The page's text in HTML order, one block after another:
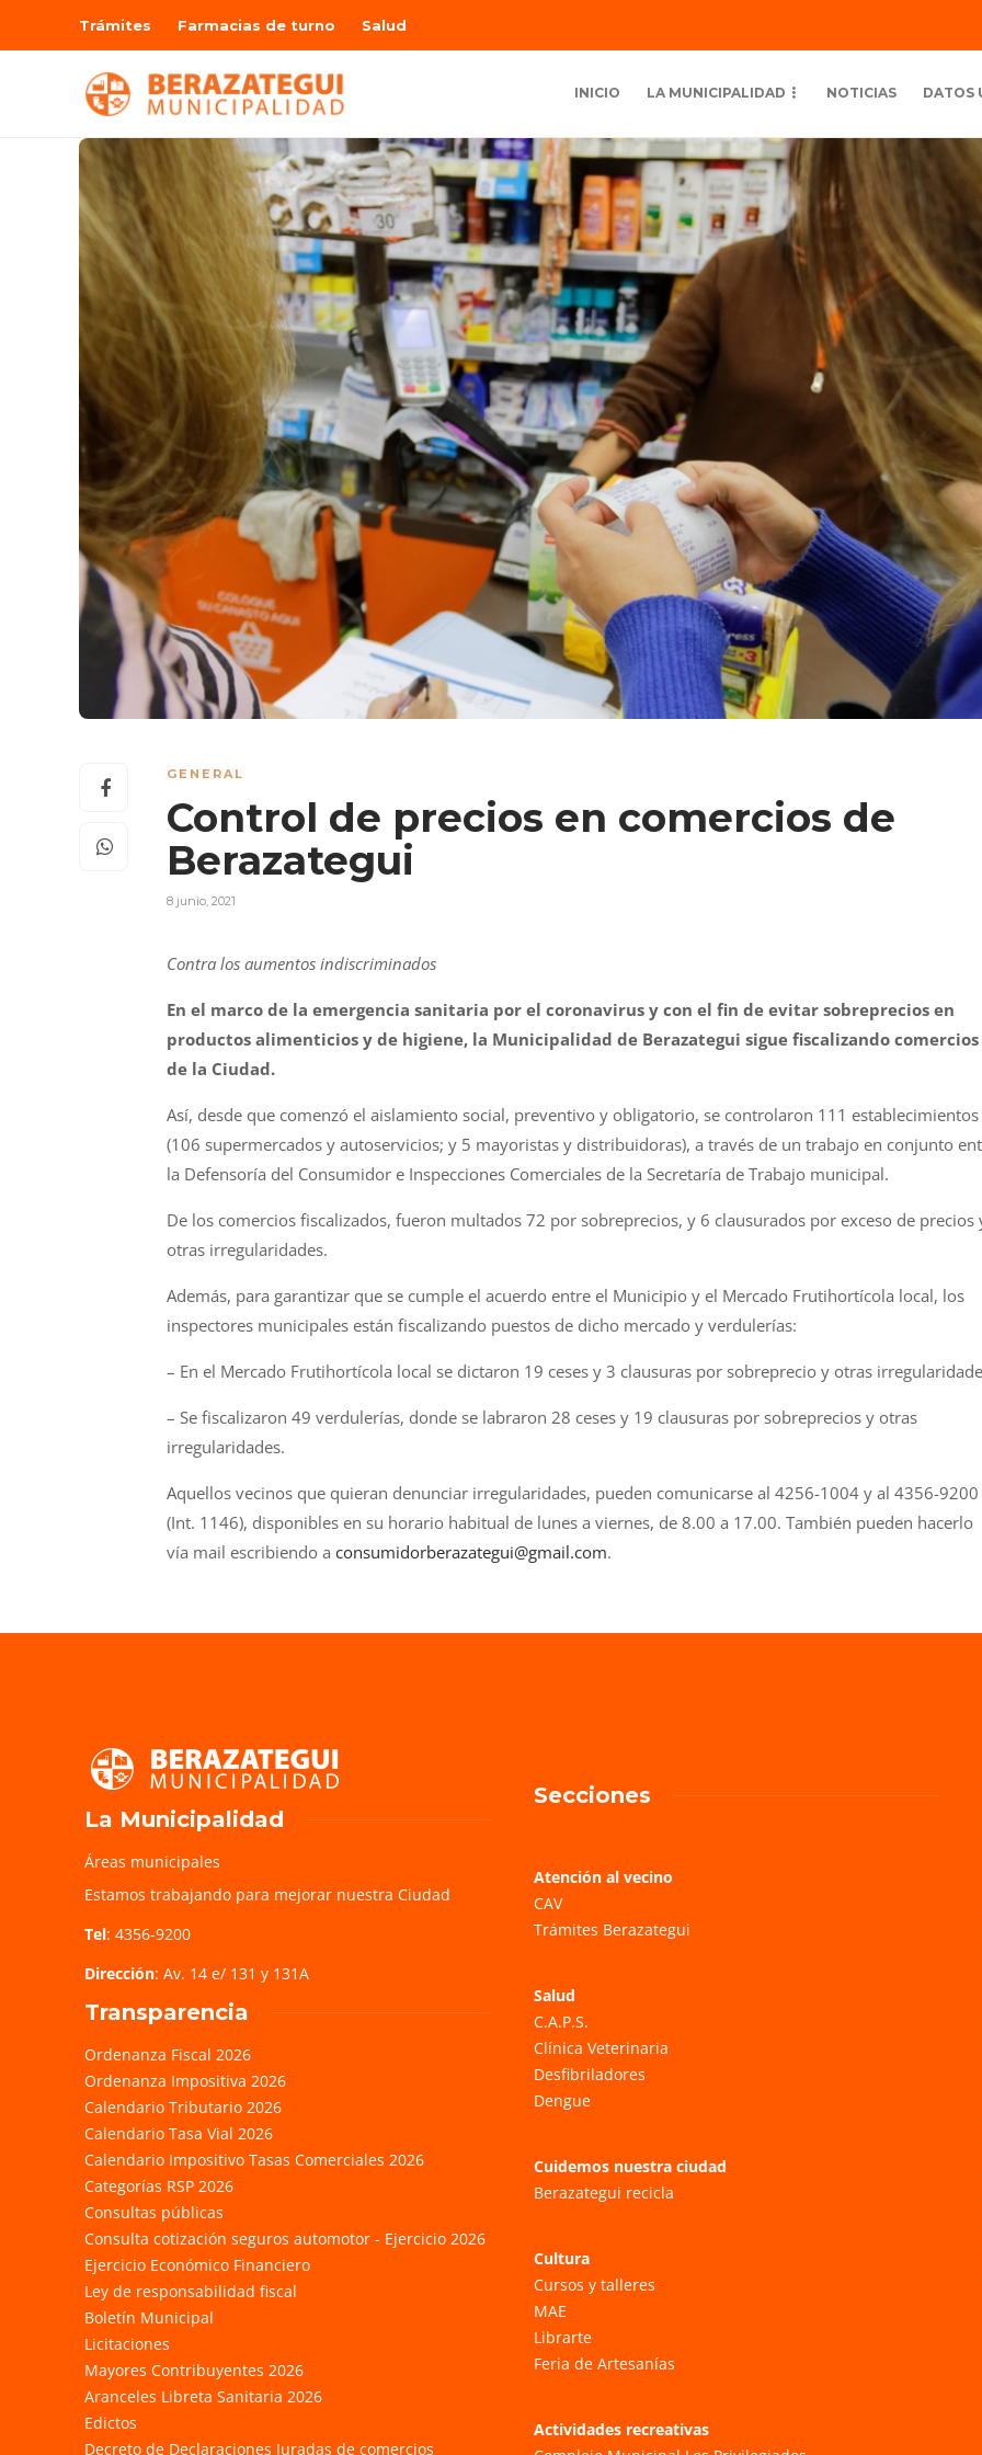
Trámites Farmacias de turno Salud
INICIO LA MUNICIPALIDAD NOTICIAS DATOS
GENERAL
Control de precios en comercios de
Berazategui
8 junio, 2021
Contra los aumentos indiscriminados
En el marco de la emergencia sanitaria por el coronavirus y con el fin de evitar sobreprecios en
productos alimenticios y de higiene, la Municipalidad de Berazategui sigue fiscalizando comercios
de la Ciudad.
Así, desde que comenzó el aislamiento social, preventivo y obligatorio, se controlaron 111 establecimientos
(106 supermercados y autoservicios; y 5 mayoristas y distribuidoras), a través de un trabajo en conjunto
la Defensoría del Consumidor e Inspecciones Comerciales de la Secretaría de Trabajo municipal.
De los comercios fiscalizados, fueron multados 72 por sobreprecios, y 6 clausurados por exceso de precios
otras irregularidades.
Además, para garantizar que se cumple el acuerdo entre el Municipio y el Mercado Frutihortícola local, los
inspectores municipales están fiscalizando puestos de dicho mercado y verdulerías:
– En el Mercado Frutihortícola local se dictaron 19 ceses y 3 clausuras por sobreprecio y otras
– Se fiscalizaron 49 verdulerías, donde se labraron 28 ceses y 19 clausuras por sobreprecios y otras
irregularidades.
Aquellos vecinos que quieran denunciar irregularidades, pueden comunicarse al 4256-1004 y al 4356-9200
(Int. 1146), disponibles en su horario habitual de lunes a viernes, de 8.00 a 17.00. También pueden hacerlo
vía mail escribiendo a consumidorberazategui@gmail.com.
La Municipalidad
Áreas municipales
Estamos trabajando para mejorar nuestra Ciudad
Tel: 4356-9200
Dirección: Av. 14 e/ 131 y 131A
Transparencia
Ordenanza Fiscal 2026
Ordenanza Impositiva 2026
Calendario Tributario 2026
Calendario Tasa Vial 2026
Calendario Impositivo Tasas Comerciales 2026
Categorías RSP 2026
Consultas públicas
Consulta cotización seguros automotor - Ejercicio 2026
Ejercicio Económico Financiero
Ley de responsabilidad fiscal
Boletín Municipal
Licitaciones
Mayores Contribuyentes 2026
Aranceles Libreta Sanitaria 2026
Edictos
Decreto de Declaraciones Juradas de comercios
Secciones
Atención al vecino
CAV
Trámites Berazategui
Salud
C.A.P.S.
Clínica Veterinaria
Desfibriladores
Dengue
Cuidemos nuestra ciudad
Berazategui recicla
Cultura
Cursos y talleres
MAE
Librarte
Feria de Artesanías
Actividades recreativas